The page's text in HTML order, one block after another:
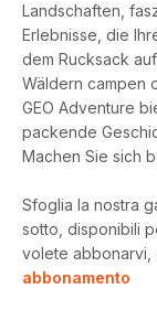
Landschaften,
Erlebnisse, die
dem Rucksack
Wäldern campen
GEO Adventure
packende
Machen Sie sich
Sfoglia la nostra
sotto, disponibili
volete abbonarvi,
abbonamento